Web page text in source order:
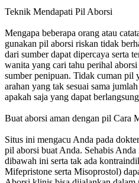
Teknik Mendapati Pil Aborsi
Mengapa beberapa orang atau
gunakan pil aborsi riskan tidak
dari sumber dapat dipercaya serta
wanita yang cari tahu perihal
sumber penipuan. Tidak cuman pil
arahan yang tak sesuai sama
apakah saja yang dapat
Buat aborsi aman dengan pil Cara
Situs ini mengacu Anda pada
pil aborsi buat Anda. Sehabis
dibawah ini serta tak ada
Mifepristone serta Misoprostol)